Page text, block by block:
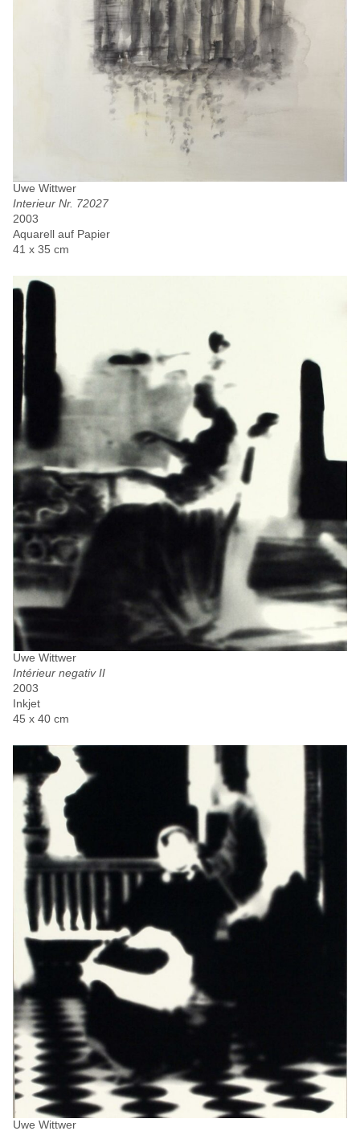
Uwe Wittwer
Interieur Nr. 72027
2003
Aquarell auf Papier
41 x 35 cm
Uwe Wittwer
Intérieur negativ II
2003
Inkjet
45 x 40 cm
Uwe Wittwer